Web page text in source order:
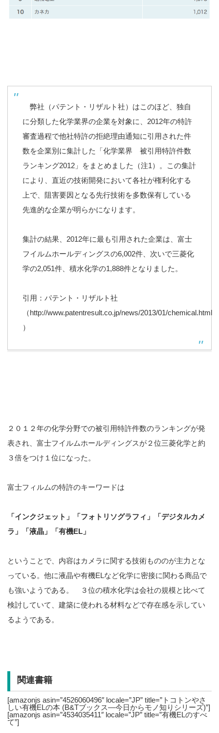
弊社（パテント・リザルト社）はこのほど、独自
に分類した化学業界の企業を対象に、2012年の特許
審査過程で他社特許の拒絶理由通知に引用された件
数を企業別に集計した「化学業界 被引用特許件数
ランキング2012」をまとめました（注1）。この集計
により、直近の技術開発において各社が権利化する
上で、阻害要因となる先行技術を多数保有している
先進的な企業が明らかになります。
集計の結果、2012年に最も引用された企業は、富士
フイルムホールディングスの6,002件、次いで三菱化
学の2,051件、積水化学の1,888件となりました。
引用：パテント・リザルト社
（http://www.patentresult.co.jp/news/2013/01/chemical.html
）
２０１２年の化学分野での被引用特許件数のランキングが発
表され、富士フイルムホールディングスが２位三菱化学と約
３倍をつけ１位になった。
富士フィルムの特許のキーワードは
「インクジェット」「フォトリソグラフィ」「デジタルカメ
ラ」「液晶」「有機EL」
ということで、内容はカメラに関する技術もののが主力とな
っている。他に液晶や有機ELなど化学に密接に関わる商品で
も強いようである。 ３位の積水化学は会社の規模と比べて
検討していて、建築に使われる材料などで存在感を示してい
るようである。
関連書籍
[amazonjs asin=”4526060496″ locale=”JP” title=”トコトンやさ
しい有機ELの本 (B&Tブックス―今日からモノ知りシリーズ)”]
[amazonjs asin=”4534035411″ locale=”JP” title=”有機ELのすべ
て”]